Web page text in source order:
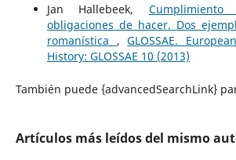
Jan Hallebeek,
obligaciones de hacer. Dos
romanística ,GLOSSAE.
History: GLOSSAE 10 (2013)
También puede {advancedSearchLink}
Artículos más leídos del mismo